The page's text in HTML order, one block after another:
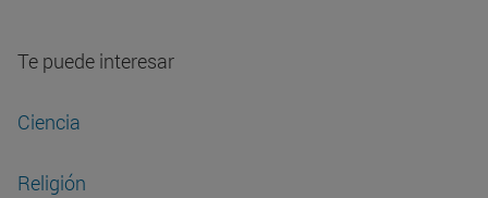
Te puede interesar
Ciencia
Religión